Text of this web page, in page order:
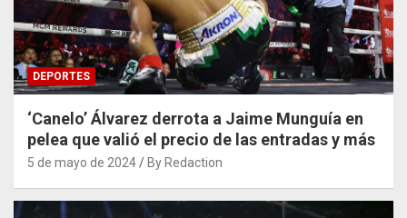
DEPORTES
‘Canelo’ Álvarez derrota a Jaime Munguía en
pelea que valió el precio de las entradas y más
5 de mayo de 2024 By Redaction